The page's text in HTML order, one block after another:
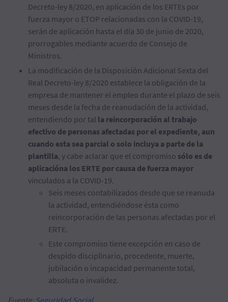
Decreto-ley 8/2020, en aplicación de los ERTEs por
fuerza mayor o ETOP relacionadas con la COVID-19,
serán de aplicación hasta el día 30 de junio de 2020,
prorrogables mediante acuerdo de Consejo de
Ministros.
La modificación de la Disposición Adicional Sexta del
Real Decreto-ley 8/2020 establece la obligación de la
empresa de mantener el empleo durante el plazo de seis
meses desde la fecha de reanudación de la actividad,
entendiendo por tal la reincorporación al trabajo
efectivo de personas afectadas por el expediente, aun
cuando esta sea parcial o solo incluya a parte de la
plantilla, y cabe aclarar que el compromiso sólo es de
aplicacióna los ERTE por causa de fuerza mayor
vinculados a la COVID-19.
Seis meses contabilizados desde que se reanuda
la actividad, entendiéndose ésta como
reincorporación de las personas afectadas por el
ERTE.
Este compromiso tiene excepción en caso de
despido disciplinario, procedente, muerte,
jubilación o incapacidad permanente total,
absoluta o invalidez.